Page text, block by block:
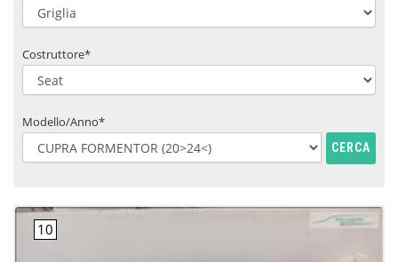
Costruttore*
Modello/Anno*
CERCA